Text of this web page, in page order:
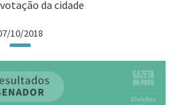
da cidade
10/2018